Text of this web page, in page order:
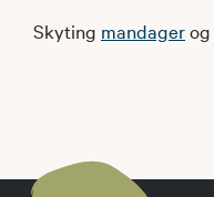
Skyting mandagerog